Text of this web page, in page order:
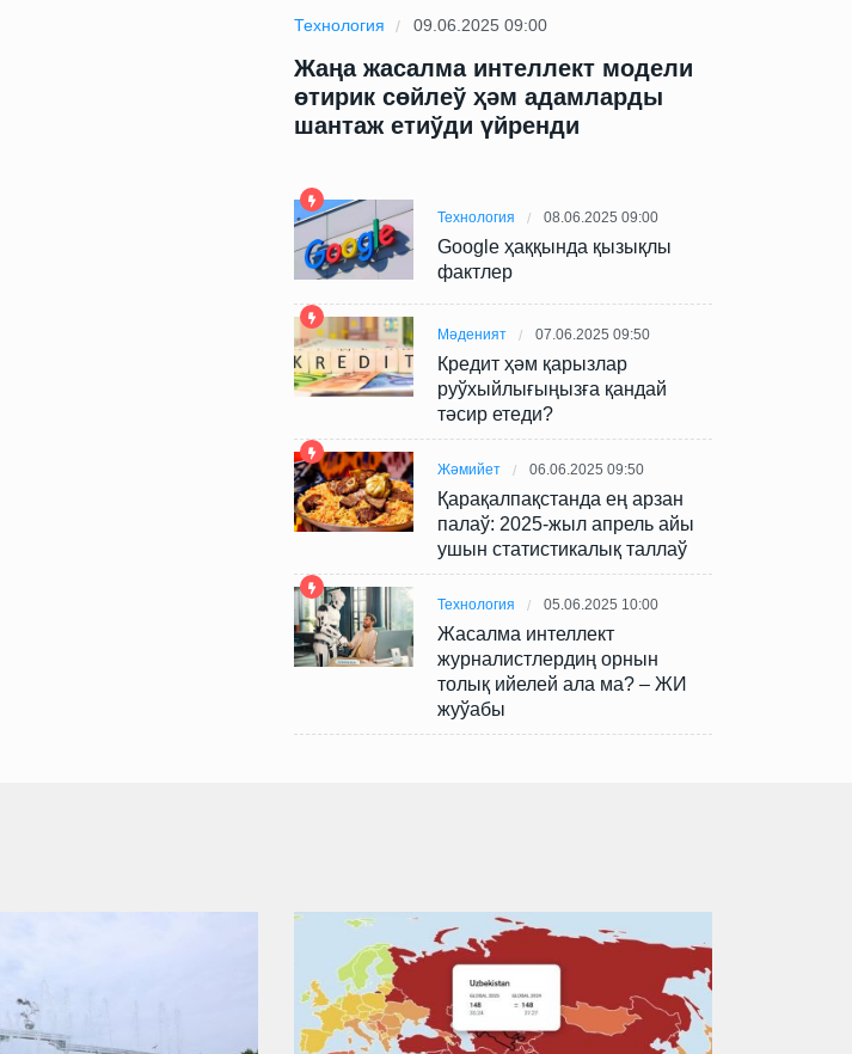
Технология 09.06.2025 09:00
Жаңа жасалма интеллект модели
өтирик сөйлеў ҳәм адамларды
шантаж етиўди үйренди
Технология 08.06.2025 09:00
Google ҳаққында қызықлы
фактлер
Мәденият 07.06.2025 09:50
Кредит ҳәм қарызлар
руўхыйлығыңызға қандай
тәсир етеди?
Жәмийет 06.06.2025 09:50
Қарақалпақстанда ең арзан
палаў: 2025-жыл апрель айы
ушын статистикалық таллаў
Технология 05.06.2025 10:00
Жасалма интеллект
журналистлердиң орнын
толық ийелей ала ма? – ЖИ
жуўабы